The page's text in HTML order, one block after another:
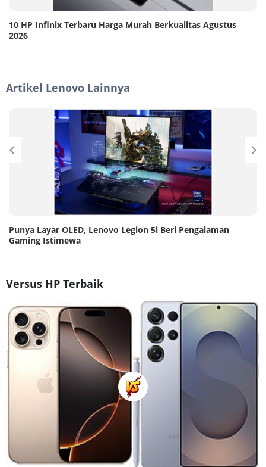
10 HP Infinix Terbaru Harga Murah Berkualitas Agustus
2026
Artikel Lenovo Lainnya
Punya Layar OLED, Lenovo Legion 5i Beri Pengalaman
Gaming Istimewa
Versus HP Terbaik